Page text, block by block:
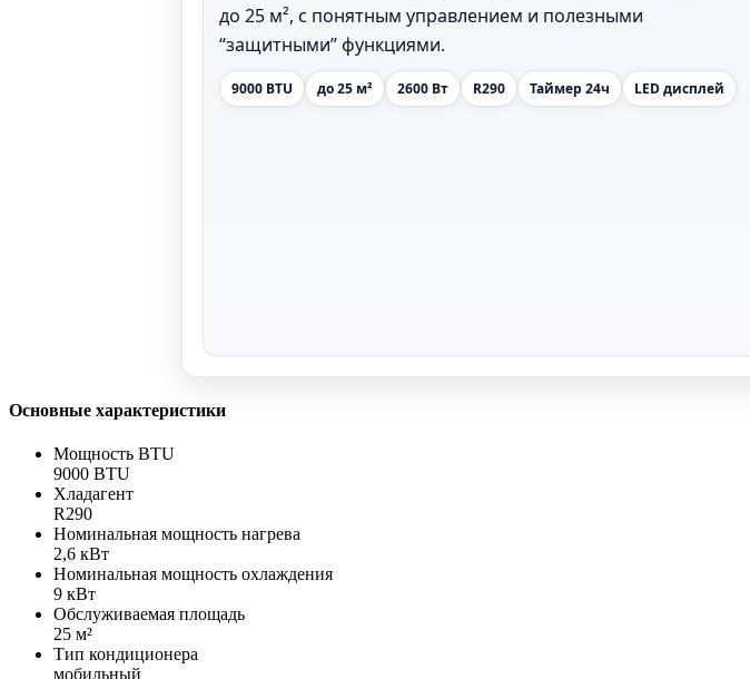
до 25 м², с понятным управлением и полезными
“защитными” функциями.
9000 BTU до 25 м² 2600 Вт R290 Таймер 24ч LED дисплей
Основные характеристики
Мощность BTU
9000 BTU
Хладагент
R290
Номинальная мощность нагрева
2,6 кВт
Номинальная мощность охлаждения
9 кВт
Обслуживаемая площадь
25 м²
Тип кондиционера
мобильный